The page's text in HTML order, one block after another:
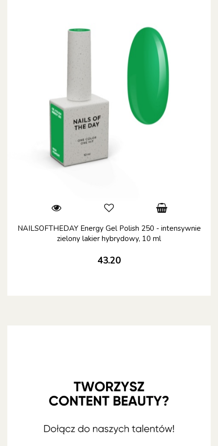
NAILSOFTHEDAY Energy Gel Polish 250 - intensywnie
zielony lakier hybrydowy, 10 ml
43.20